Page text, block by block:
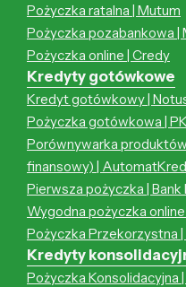
Pożyczka ratalna | Mutum
Pożyczka pozabankowa |
Pożyczka online | Credy
Kredyty gotówkowe
Kredyt gotówkowy |
Pożyczka gotówkowa |
Porównywarka
finansowy) |
Pierwsza pożyczka | Bank
Wygodna pożyczka online
Pożyczka Przekorzystna |
Kredyty
Pożyczka Konsolidacyjna